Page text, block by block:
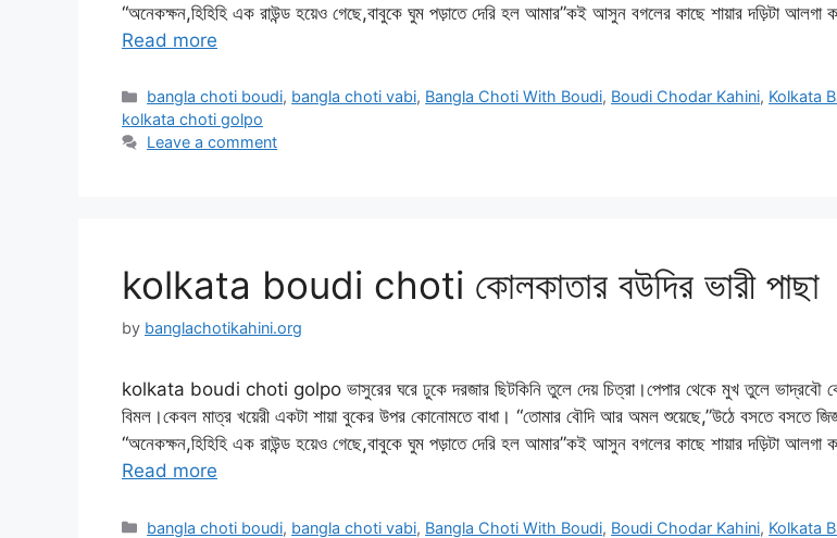
“অনেকক্ষন,হিহিহি এক রাউন্ড হয়েও গেছে,বাবুকে ঘুম পড়াতে দেরি হল আমার”কই আসুন বগলের কাছে শায়ার দড়িটা আলগা
Read more
Categories
bangla choti boudi, bangla choti vabi, Bangla Choti With Boudi, Boudi Chodar Kahini, Kolkata
kolkata choti golpo
Leave a comment
kolkata boudi choti কোলকাতার বউদির ভারী পাছা
by banglachotikahini.org
kolkata boudi choti golpo ভাসুরের ঘরে ঢুকে দরজার ছিটকিনি তুলে দেয় চিত্রা।পেপার থেকে মুখ তুলে ভাদ্রবৌ
বিমল।কেবল মাত্র খয়েরী একটা শায়া বুকের উপর কোনোমতে বাধা। “তোমার বৌদি আর অমল শুয়েছে,”উঠে বসতে বসতে
“অনেকক্ষন,হিহিহি এক রাউন্ড হয়েও গেছে,বাবুকে ঘুম পড়াতে দেরি হল আমার”কই আসুন বগলের কাছে শায়ার দড়িটা আলগা
Read more
Categories
bangla choti boudi, bangla choti vabi, Bangla Choti With Boudi, Boudi Chodar Kahini, Kolkata